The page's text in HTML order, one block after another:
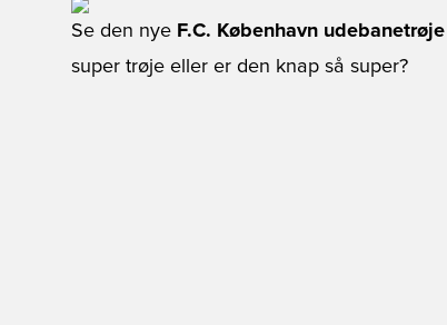
Se den nye F.C. København udebanetrøje
super trøje eller er den knap så super?